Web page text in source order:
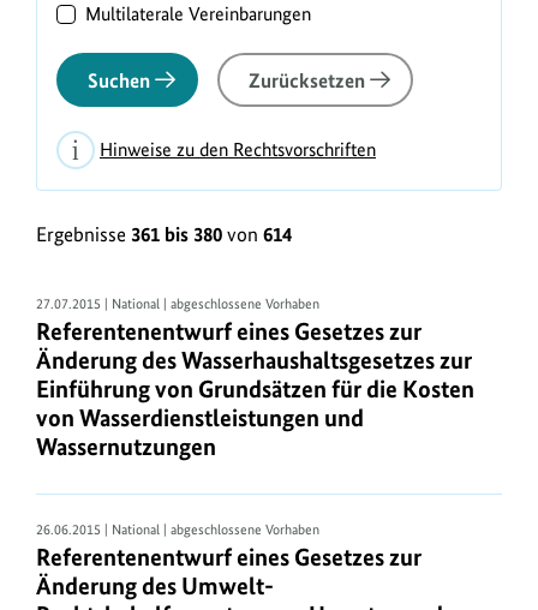
Multilaterale Vereinbarungen
Suchen Zurücksetzen
Hinweise zu den Rechtsvorschriften
H
i
n
w
e
i
s
e
z
u
d
e
i
t
e
n
a
n
s
i
c
h
Ergebnisse 361 bis 380 von 614
27.07.2015 | National | abgeschlossene Vorhaben
Referentenentwurf eines Gesetzes zur
Änderung des Wasserhaushaltsgesetzes zur
Einführung von Grundsätzen für die Kosten
von Wasserdienstleistungen und
Wassernutzungen
26.06.2015 | National | abgeschlossene Vorhaben
Referentenentwurf eines Gesetzes zur
Änderung des Umwelt-